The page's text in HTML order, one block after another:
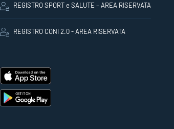
REGISTRO SPORT e SALUTE – AREA RISERVATA
REGISTRO CONI 2.0 - AREA RISERVATA